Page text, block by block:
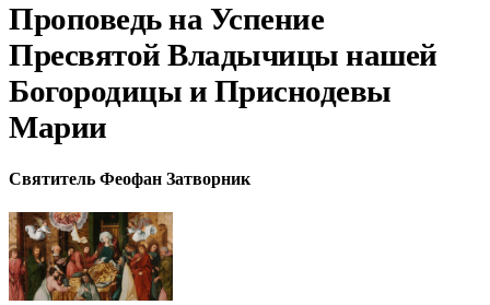
Проповедь на Успение
Пресвятой Владычицы нашей
Богородицы и Приснодевы
Марии
Святитель Феофан Затворник